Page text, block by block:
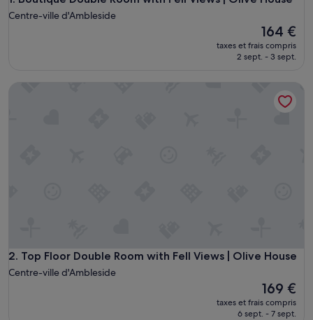
Centre-ville d'Ambleside
Le
nouveau
prix
164 €
taxes et frais compris
2 sept. - 3 sept.
2. Top Floor Double Room with Fell Views | Olive House
Top Floor Double Room with Fell Views | Olive House
Centre-ville d'Ambleside
Le
nouveau
prix
169 €
taxes et frais compris
6 sept. - 7 sept.